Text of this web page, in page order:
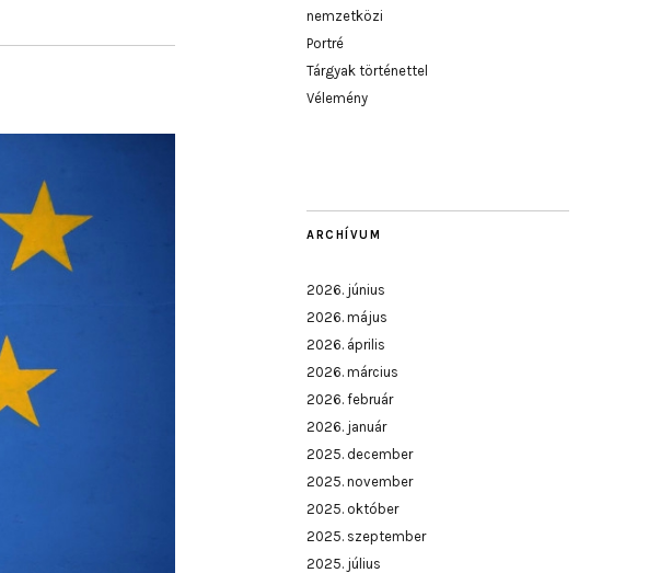
nemzetközi
Portré
Tárgyak történettel
Vélemény
ARCHÍVUM
2026. június
2026. május
2026. április
2026. március
2026. február
2026. január
2025. december
2025. november
2025. október
2025. szeptember
2025. július